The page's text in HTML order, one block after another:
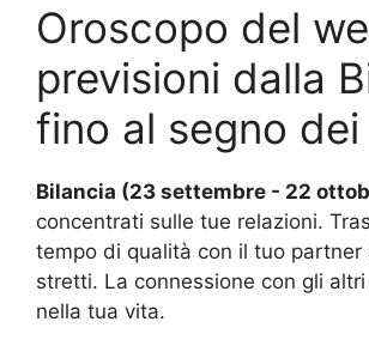
Oroscopo del
previsioni dalla
fino al segno dei
Bilancia (23 settembre - 22
concentrati sulle tue relazioni.
tempo di qualità con il tuo partner
stretti. La connessione con gli
nella tua vita.